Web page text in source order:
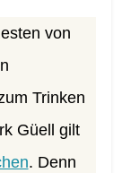
von
Trinken
Güell gilt
. Denn